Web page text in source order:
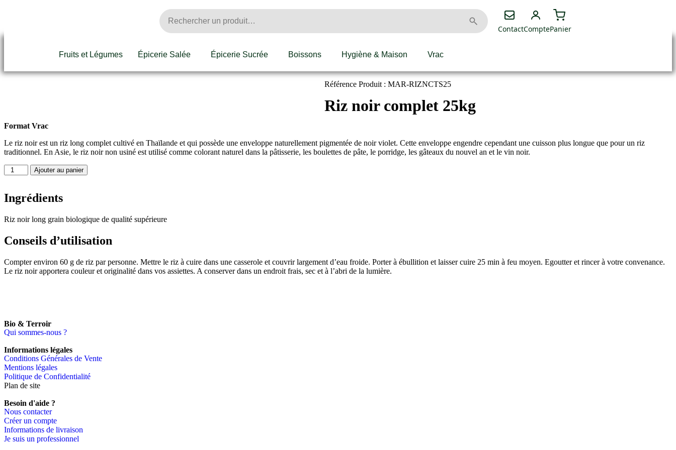
ContactComptePanier
Fruits et Légumes Épicerie Salée Épicerie Sucrée Boissons Hygiène & Maison Vrac
Référence Produit : MAR-RIZNCTS25
Riz noir complet 25kg
Format Vrac
Le riz noir est un riz long complet cultivé en Thaïlande et qui possède une enveloppe naturellement pigmentée de noir violet. Cette enveloppe engendre cependant une cuisson plus longue que pour un riz
traditionnel. En Asie, le riz noir non usiné est utilisé comme colorant naturel dans la pâtisserie, les boulettes de pâte, le porridge, les gâteaux du nouvel an et le vin noir.
Ajouter au panier
Ingrédients
Riz noir long grain biologique de qualité supérieure
Conseils d’utilisation
Compter environ 60 g de riz par personne. Mettre le riz à cuire dans une casserole et couvrir largement d’eau froide. Porter à ébullition et laisser cuire 25 min à feu moyen. Egoutter et rincer à votre convenance.
Le riz noir apportera couleur et originalité dans vos assiettes. A conserver dans un endroit frais, sec et à l’abri de la lumière.
Bio & Terroir
Qui sommes-nous ?
Informations légales
Conditions Générales de Vente
Mentions légales
Politique de Confidentialité
Plan de site
Besoin d'aide ?
Nous contacter
Créer un compte
Informations de livraison
Je suis un professionnel